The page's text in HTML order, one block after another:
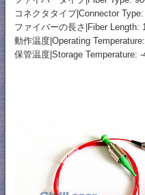
コネクタタイプ|Connector
ファイバーの長さ|Fiber Length:
動作温度|Operating
保管温度|Storage Temperature: -